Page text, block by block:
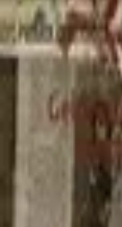
Chasing Shadows
IMDb 7.42014